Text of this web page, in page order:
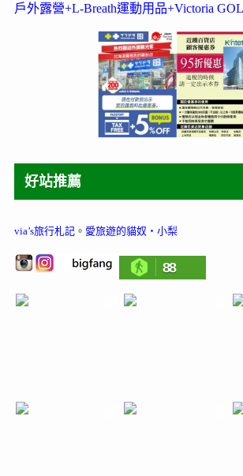
戶外露營+L-Breath運動用品+Victoria
好站推薦
via’s旅行札記。 愛旅遊的貓奴‧小梨
88